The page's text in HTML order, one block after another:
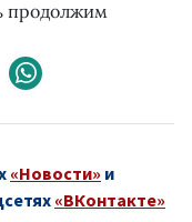
продолжим
«Новости» и
«ВКонтакте»